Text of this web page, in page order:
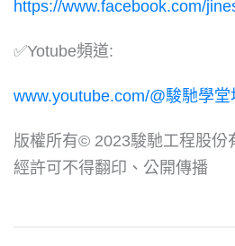
https://www.facebook.com/
✅Yotube頻道:
www.youtube.com/@駿馳學
版權所有© 2023駿馳工程股份
經許可不得翻印、公開傳播